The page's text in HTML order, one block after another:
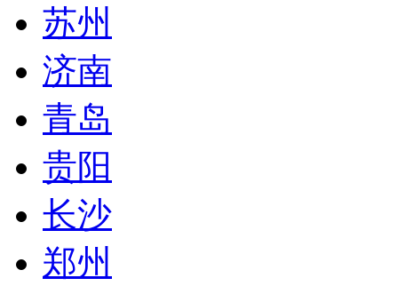
苏州
济南
青岛
贵阳
长沙
郑州